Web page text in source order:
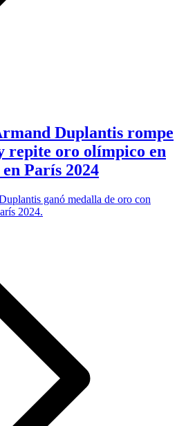
Duplantis rompe
repite oro olímpico en
París 2024